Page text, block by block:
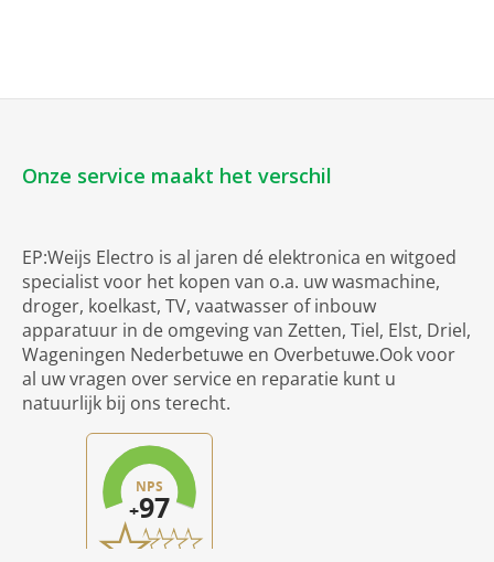
Onze service maakt het verschil
EP:Weijs Electro is al jaren dé elektronica en witgoed
specialist voor het kopen van o.a. uw wasmachine,
droger, koelkast, TV, vaatwasser of inbouw
apparatuur in de omgeving van Zetten, Tiel, Elst, Driel,
Wageningen Nederbetuwe en Overbetuwe.Ook voor
al uw vragen over service en reparatie kunt u
natuurlijk bij ons terecht.